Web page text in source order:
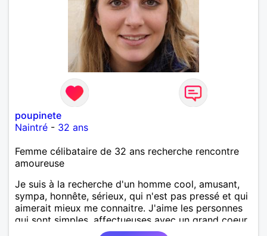
poupinete
Naintré - 32 ans
Femme célibataire de 32 ans recherche rencontre
amoureuse
Je suis à la recherche d'un homme cool, amusant,
sympa, honnête, sérieux, qui n'est pas pressé et qui
aimerait mieux me connaitre. J'aime les personnes
qui sont simples, affectueuses avec un grand coeur.